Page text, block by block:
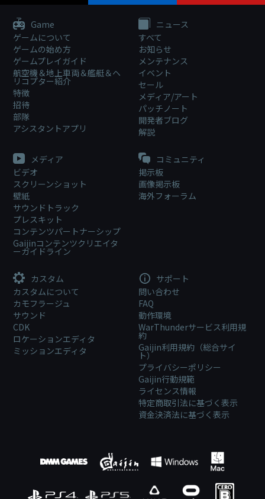
Game
ゲームについて
ゲームの始め方
ゲームプレイガイド
航空機＆地上車両＆艦艇＆ヘ
リコプター紹介
特徴
招待
部隊
アシスタントアプリ
ニュース
すべて
お知らせ
メンテナンス
イベント
セール
メディア/アート
パッチノート
開発者ブログ
解説
メディア
ビデオ
スクリーンショット
壁紙
サウンドトラック
プレスキット
コンテンツパートナーシップ
Gaijinコンテンツクリエイタ
ーガイドライン
コミュニティ
掲示板
画像掲示板
海外フォーラム
カスタム
カスタムについて
カモフラージュ
サウンド
CDK
ロケーションエディタ
ミッションエディタ
サポート
問い合わせ
FAQ
動作環境
WarThunderサービス利用規
約
Gaijin利用規約（総合サイ
ト）
プライバシーポリシー
Gaijin行動規範
ライセンス情報
特定商取引法に基づく表示
資金決済法に基づく表示